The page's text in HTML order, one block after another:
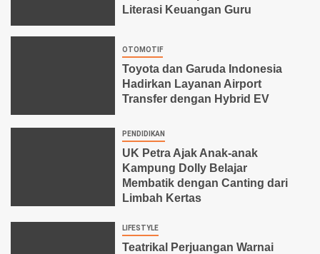
Literasi Keuangan Guru
OTOMOTIF
Toyota dan Garuda Indonesia
Hadirkan Layanan Airport
Transfer dengan Hybrid EV
PENDIDIKAN
UK Petra Ajak Anak-anak
Kampung Dolly Belajar
Membatik dengan Canting dari
Limbah Kertas
LIFESTYLE
Teatrikal Perjuangan Warnai